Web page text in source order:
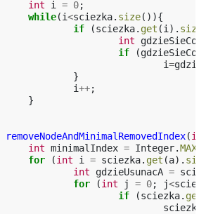
int
i = 0;
while(i<sciezka. size()){
if
(sciezka. get (i ). size
int
if
(
i=
}
i++;
}
removeNodeAndMinimalRemovedIndex(
int minimalIndex = Integer.
for
(int i = sciezka. get (a).
int
gdzieUsunacA =
for
(int j = 0; j<
if
(sciezka. get
sciezka